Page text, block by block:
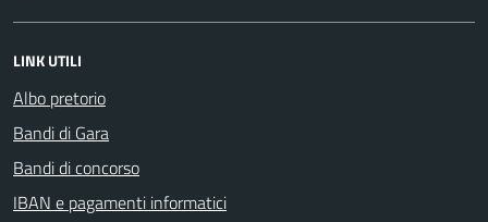
LINK UTILI
Albo pretorio
Bandi di Gara
Bandi di concorso
IBAN e pagamenti informatici